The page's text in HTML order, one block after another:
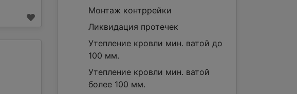
Монтаж контррейки
Ликвидация протечек
Утепление кровли мин. ватой до
100 мм.
Утепление кровли мин. ватой
более 100 мм.